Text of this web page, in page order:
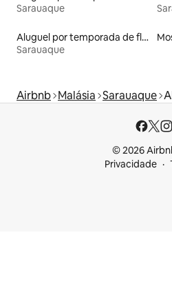
Sarauaque
Aluguel por temporada de flats
Sarauaque
Airbnb Malásia Sarauaque
© 2026
Privacidade